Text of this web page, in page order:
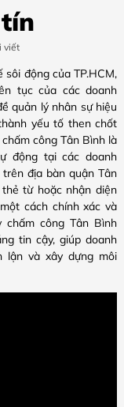
viết
động của TP.HCM,
tục của các doanh
quản lý nhân sự hiệu
yếu tố then chốt
công Tân Bình là
động tại các doanh
địa bàn quận Tân
từ hoặc nhận diện
cách chính xác và
chấm công Tân Bình
tin cậy, giúp doanh
lận và xây dựng môi